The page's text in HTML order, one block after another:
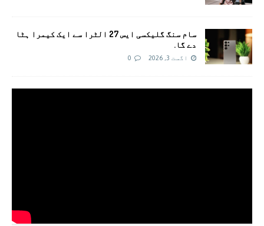
سام سنگ گلیکسی ایس 27 الٹرا سے ایک کیمرا ہٹا
دے گا.
اگست 3, 2026 0